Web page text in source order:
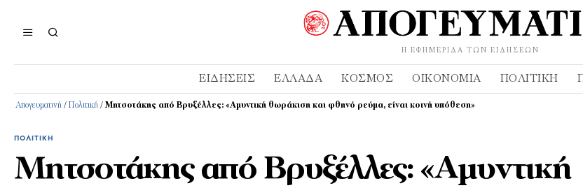
Η ΕΦΗΜΕΡΊΔΑ ΤΩΝ ΕΙΔΉΣΕΩΝ
ΕΙΔΉΣΕΙΣ ΕΛΛΆΔΑ ΚΌΣΜΟΣ ΟΙΚΟΝΟΜΊΑ ΠΟΛΙΤΙΚΉ
Απογευματινή / Πολιτική / Μητσοτάκης από Βρυξέλλες: «Αμυντική θωράκιση και φθηνό ρεύμα, είναι κοινή υπόθεση»
ΠΟΛΙΤΙΚΉ
Μητσοτάκης από Βρυξέλλες: «Αμυντική